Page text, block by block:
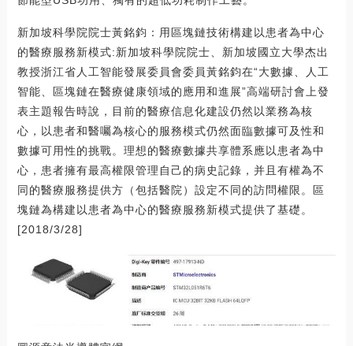
新加坡科學院院士黃銘鈞：用區塊鏈技術構建以患者為中心
的醫療服務新模式:新加坡科學院院士、新加坡國立大學杰出
教授浙江省人工智能發展委員會委員黃銘鈞在“大數據、人工
智能、區塊鏈在醫療健康領域的應用和進展”高端研討會上發
表主題報告時說，目前的醫療信息化建設仍然以業務為核
心，以患者和醫囑為核心的服務模式仍然面臨數據可及性和
數據可用性的挑戰。理想的醫療數據共享體系應以患者為中
心，患者擁有最高權限管理自己的病史記錄，并且有權為不
同的醫療服務提供方（包括醫院）設定不同的訪問權限。區
塊鏈為構建以患者為中心的醫療服務新模式提供了基礎。
[2018/3/28]